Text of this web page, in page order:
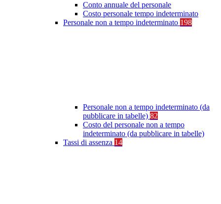
Conto annuale del personale
Costo personale tempo indeterminato
Personale non a tempo indeterminato 198
Personale non a tempo indeterminato (da
pubblicare in tabelle) 82
Costo del personale non a tempo
indeterminato (da pubblicare in tabelle)
Tassi di assenza 14